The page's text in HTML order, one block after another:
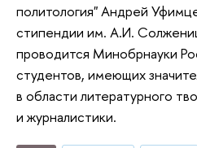
политология" Андрей
стипендии им. А.И.
проводится Минобрнауки
студентов, имеющих
в области литературного
и журналистики.